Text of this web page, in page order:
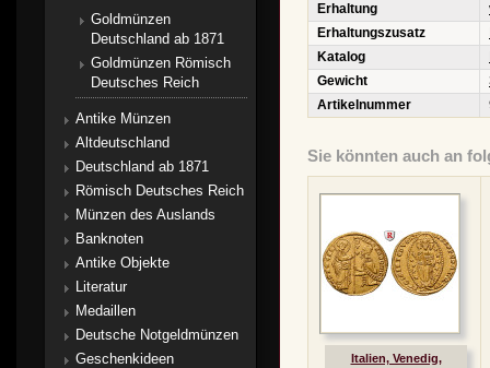
Erhaltung
Erhaltungszusatz
Katalog
Gewicht
Artikelnummer
Sie könnten auch an
Italien, Venedig,
Goldmünzen
Deutschland ab 1871
Goldmünzen Römisch
Deutsches Reich
Antike Münzen
Altdeutschland
Deutschland ab 1871
Römisch Deutsches Reich
Münzen des Auslands
Banknoten
Antike Objekte
Literatur
Medaillen
Deutsche Notgeldmünzen
Geschenkideen